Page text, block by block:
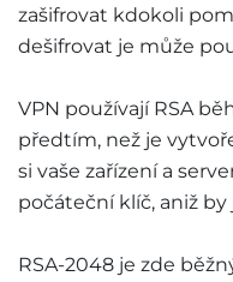
zašifrovat kdokoli
dešifrovat je může
VPN používají RSA
předtím, než je
si vaše zařízení a
počáteční klíč, aniž
RSA-2048 je zde